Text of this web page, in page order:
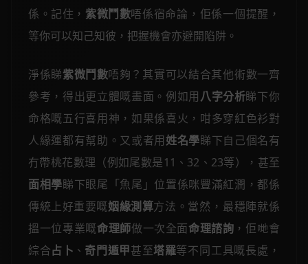
係。記住， 紫微鬥數唔係宿命論，佢係一個提醒，
等你可以知己知彼，把握機會亦避開陷阱。
淨係睇紫微鬥數唔夠？其實可以結合其他術數一齊
參考，得出更立體嘅畫面。例如用八字分析睇下你
命格嘅五行喜用神，如果係喜火，咁多穿紅色衫對
人緣運都有幫助。又或者用姓名學睇下自己個名有
冇帶桃花數理（例如尾數是11、32、23等），甚至
面相學睇下眼尾「魚尾」位置係咪豐滿紅潤，都係
傳統上好重要嘅姻緣測算方法。當然，最穩陣就係
搵一位專業嘅命理師做一次全面命理諮詢 ，佢哋會
綜合占卜 、 奇門遁甲甚至塔羅等不同工具嘅長處，